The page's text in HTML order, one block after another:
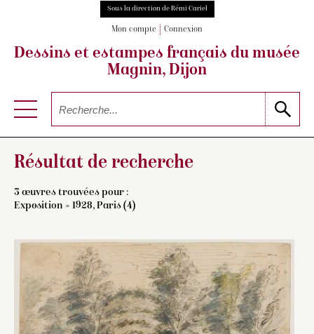
Sous la direction de Rémi Cariel
Mon compte Connexion
Dessins et estampes français du musée
Magnin, Dijon
Résultat de recherche
3 œuvres trouvées pour :
Exposition = 1928, Paris (4)